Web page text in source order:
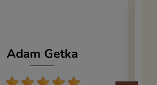
Adam Getka